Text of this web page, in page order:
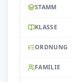
STAMM
KLASSE
ORDNUNG
FAMILIE